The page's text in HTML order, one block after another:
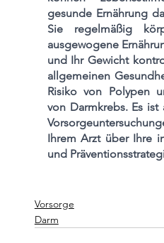
gesunde Ernährung
Sie regelmäßig
ausgewogene
und Ihr Gewicht
allgemeinen
Risiko von Polypen
von Darmkrebs. Es
Ihrem Arzt über Ihre
und
Vorsorge
Darm